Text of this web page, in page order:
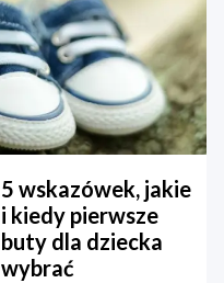
5 wskazówek, jakie
i kiedy pierwsze
buty dla dziecka
wybrać